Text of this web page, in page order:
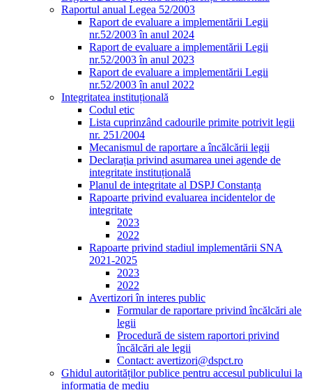
Raportul anual Legea 52/2003
Raport de evaluare a implementării Legii
nr.52/2003 în anul 2024
Raport de evaluare a implementării Legii
nr.52/2003 în anul 2023
Raport de evaluare a implementării Legii
nr.52/2003 în anul 2022
Integritatea instituțională
Codul etic
Lista cuprinzând cadourile primite potrivit legii
nr. 251/2004
Mecanismul de raportare a încălcării legii
Declarația privind asumarea unei agende de
integritate instituțională
Planul de integritate al DSPJ Constanța
Rapoarte privind evaluarea incidentelor de
integritate
2023
2022
Rapoarte privind stadiul implementării SNA
2021-2025
2023
2022
Avertizori în interes public
Formular de raportare privind încălcări ale
legii
Procedură de sistem raportori privind
încălcări ale legii
Contact: avertizori@dspct.ro
Ghidul autorităților publice pentru accesul publicului la
informația de mediu